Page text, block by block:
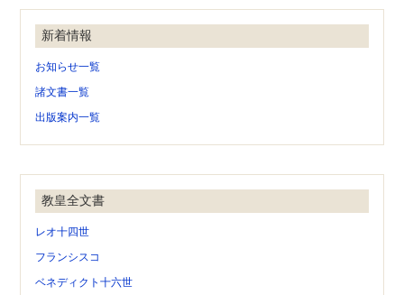
新着情報
お知らせ一覧
諸文書一覧
出版案内一覧
教皇全文書
レオ十四世
フランシスコ
ベネディクト十六世